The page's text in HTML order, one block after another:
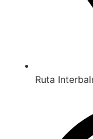
Ruta